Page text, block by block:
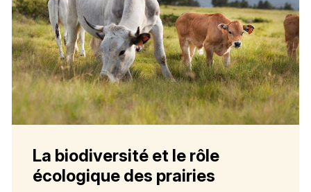
La biodiversité et le rôle
écologique des prairies